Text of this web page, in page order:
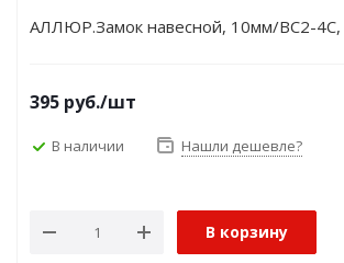
АЛЛЮР.Замок навесной, 10мм/ВС2-
395 руб./шт
В наличии Нашли дешевле?
В корзину